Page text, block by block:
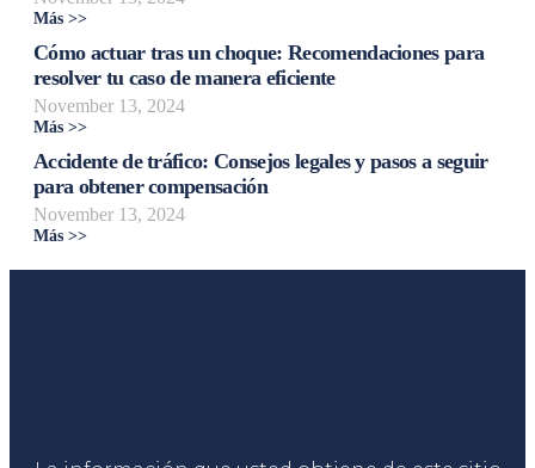
Más >>
Cómo actuar tras un choque: Recomendaciones para
resolver tu caso de manera eficiente
November 13, 2024
Más >>
Accidente de tráfico: Consejos legales y pasos a seguir
para obtener compensación
November 13, 2024
Más >>